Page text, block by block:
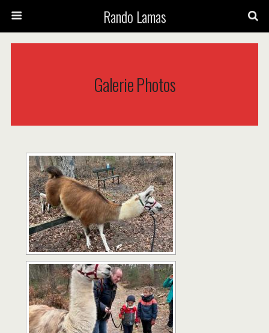
Rando Lamas
Galerie Photos